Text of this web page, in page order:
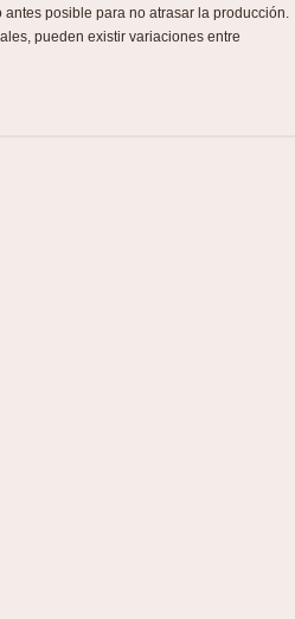
posible para no atrasar la producción.
pueden existir variaciones entre